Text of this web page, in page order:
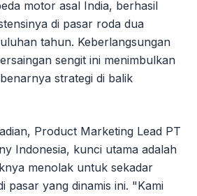
motor asal India, berhasil
di pasar roda dua
tahun. Keberlangsungan
sengit ini menimbulkan
strategi di balik
Product Marketing Lead PT
Indonesia, kunci utama adalah
menolak untuk sekadar
pasar yang dinamis ini. "Kami